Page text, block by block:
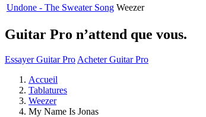
Undone - The Sweater Song Weezer
Guitar Pro n’attend que vous.
Essayer Guitar Pro Acheter Guitar Pro
Accueil
Tablatures
Weezer
My Name Is Jonas